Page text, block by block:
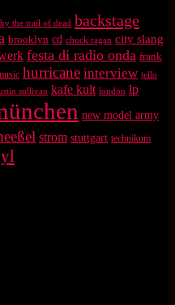
the trail of dead backstage
brooklyn cd chuck ragan city slang
festa di radio onda frank
hurricane interview jello
sullivan kafe kult london lp
new model army
strom stuttgart technikum